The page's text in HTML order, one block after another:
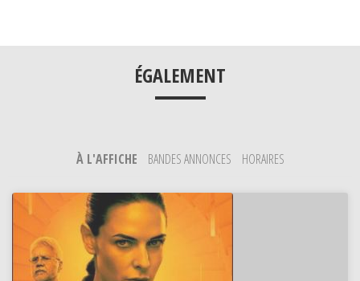
ÉGALEMENT
___
À L'AFFICHE BANDES ANNONCES HORAIRES